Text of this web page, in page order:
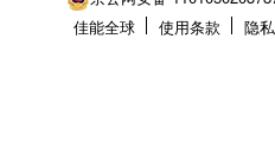
佳能全球
使用条款 隐